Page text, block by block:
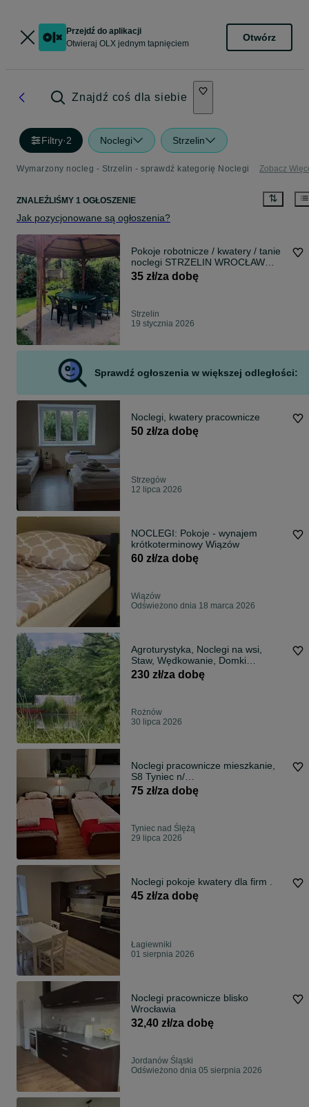
Przejdź do aplikacji
Otwieraj OLX jednym tapnięciem
Otwórz
Znajdź coś dla siebie
Filtry·2 Noclegi Strzelin
Wymarzony nocleg - Strzelin - sprawdź kategorię Noclegi Zobacz
ZNALEŹLIŚMY 1 OGŁOSZENIE
Jak pozycjonowane są ogłoszenia?
Pokoje robotnicze / kwatery / tanie
noclegi STRZELIN WROCŁAW
OŁAWA
35 zł/za dobę
Strzelin
19 stycznia 2026
Sprawdź ogłoszenia w większej odległości:
Noclegi, kwatery pracownicze
50 zł/za dobę
Strzegów
12 lipca 2026
NOCLEGI: Pokoje - wynajem
krótkoterminowy Wiązów
60 zł/za dobę
Wiązów
Odświeżono dnia 18 marca 2026
Agroturystyka, Noclegi na wsi,
Staw, Wędkowanie, Domki
letniskowe
230 zł/za dobę
Rożnów
30 lipca 2026
Noclegi pracownicze mieszkanie,
S8 Tyniec n/
Ślęzą/Wrocław/LG/Amazon/Panat
75 zł/za dobę
Tyniec nad Ślężą
29 lipca 2026
Noclegi pokoje kwatery dla firm .
45 zł/za dobę
Łagiewniki
01 sierpnia 2026
Noclegi pracownicze blisko
Wrocławia
32,40 zł/za dobę
Jordanów Śląski
Odświeżono dnia 05 sierpnia 2026